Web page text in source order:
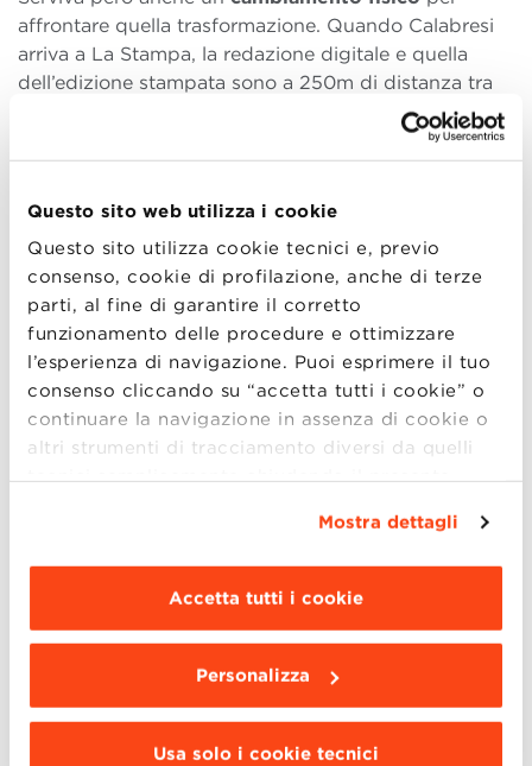
Questo sito web utilizza i cookie
Questo sito utilizza cookie tecnici e, previo
consenso, cookie di profilazione, anche di terze
parti, al fine di garantire il corretto
funzionamento delle procedure e ottimizzare
l’esperienza di navigazione. Puoi esprimere il tuo
consenso cliccando su “accetta tutti i cookie” o
continuare la navigazione in assenza di cookie o
altri strumenti di tracciamento diversi da quelli
tecnici semplicemente chiudendo il presente
Dettagli ”. Per
modificare le impostazioni di navigazione e
scegliere le funzionalità, le terze parti e i cookie
Mostra dettagli
Accetta tutti i cookie
Personalizza
Usa solo i cookie tecnici
affrontare quella trasformazione. Quando Calabresi
arriva a La Stampa, la redazione digitale e quella
dell’edizione stampata sono a 250m di distanza tra
loro. Inoltre, le due redazioni avevano software e
sistemi editoriali diversi, che non parlavano tra loro.
“Prima ho voluto cambiare il sistema editoriale, poi il
resistenze che incontravo rendevano il tutto
impossibile.Alla fine ho fatto quello che tutti mi
avevano sconsigliato di fare: cambiare tutto insieme.
Cambiammo sede e durante i lavori prendemmo un
call-center con due grandissimi open space dove
costruimmo una redazione molto innovativa, con due
cerchi concentrici, in cui al centro stavano i capi
redattori centrali e intorno tutti i settori (cultura,
esteri, spettacolo, economia, ecc.) mescolati tra loro
quelli del sito, dei social e della carta. Così nello
stesso giorno abbiamo fatto la nuova redazione,
l’integrazione dei settori ed un nuovo sistema
editoriale.Il cambiamento fatto tutto insieme non
ha lasciato spazio a nessuno perché si
organizzasse in difesa.Le persone si sono trovate
spaesate ma anche affascinate dalla novità.”
Secondo Calabresi, se vuoi fare innovazione ti devi